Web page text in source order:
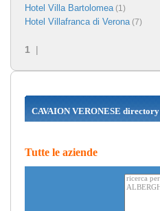
Hotel Villa Bartolomea(1)
Hotel Villafranca di Verona(7)
1 |
CAVAION VERONESE directory
Tutte le aziende